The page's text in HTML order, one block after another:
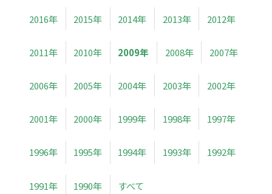
2016年 2015年 2014年 2013年 2012年
2011年 2010年 2009年 2008年 2007年
2006年 2005年 2004年 2003年 2002年
2001年 2000年 1999年 1998年 1997年
1996年 1995年 1994年 1993年 1992年
1991年 1990年 すべて